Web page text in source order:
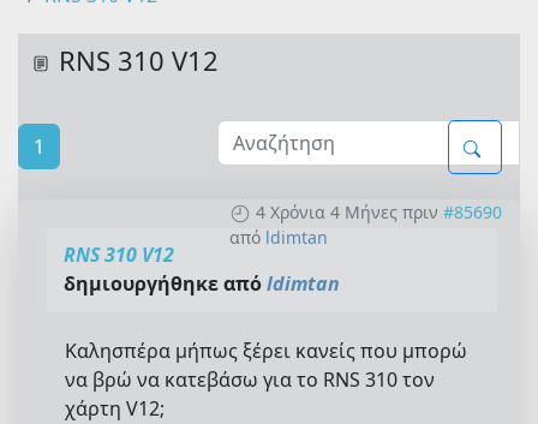
RNS 310 V12
1
4 Χρόνια 4 Μήνες πριν #85690
από ldimtan
RNS 310 V12
δημιουργήθηκε απόldimtan
Καλησπέρα μήπως ξέρει κανείς που μπορώ
να βρώ να κατεβάσω για το RNS 310 τον
χάρτη V12;